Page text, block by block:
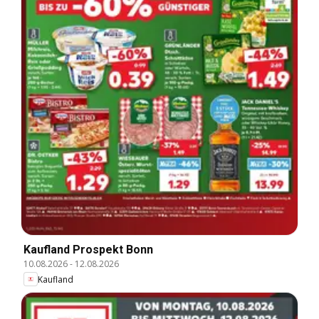
Kaufland Prospekt Bonn
10.08.2026- 12.08.2026
Kaufland